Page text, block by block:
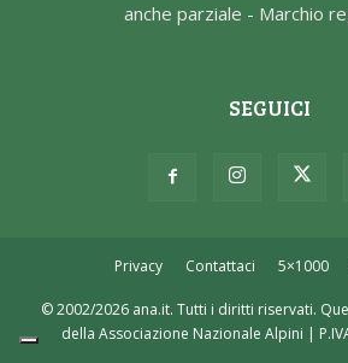
anche parziale - Marchio
SEGUICI
Privacy Contattaci 5×1000
© 2002/2026 ana.it. Tutti i diritti riservati.
della Associazione Nazionale Alpini |